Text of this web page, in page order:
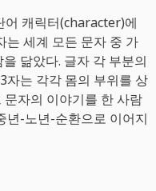
어 캐릭터(character)에
는 세계 모든 문자 중 가
닮았다. 글자 각 부분의
자는 각각 몸의 부위를 상
자의 이야기를 한 사람
년-노년-순환으로 이어지